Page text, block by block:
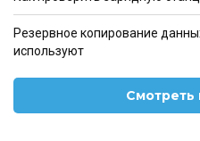
Резервное копирование
используют
Смотреть